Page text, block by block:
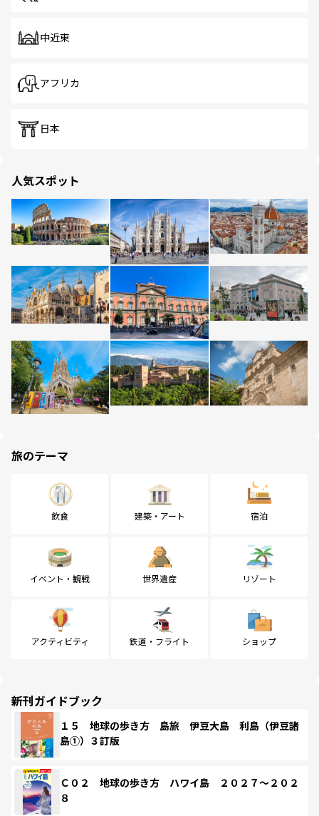
中近東
アフリカ
日本
人気スポット
旅のテーマ
飲食 建築・アート 宿泊
イベント・観戦 世界遺産 リゾート
アクティビティ 鉄道・フライト ショップ
新刊ガイドブック
１５ 地球の歩き方 島旅 伊豆大島 利島（伊豆諸
島①）３訂版
Ｃ０２ 地球の歩き方 ハワイ島 ２０２７～２０２
８